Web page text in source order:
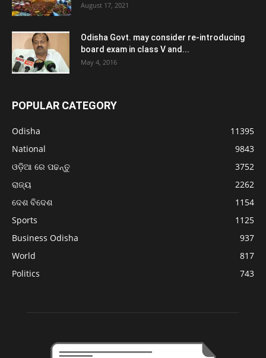
August 17, 2021
Odisha Govt. may consider re-introducing
board exam in class V and...
May 4, 2016
POPULAR CATEGORY
Odisha
11395
National
9843
ଓଡ଼ିଆ ରେ ପଢନ୍ତୁ
3752
ରାଜ୍ୟ
2262
ଦେଶ ବିଦେଶ
1154
Sports
1125
Business Odisha
937
World
817
Politics
743